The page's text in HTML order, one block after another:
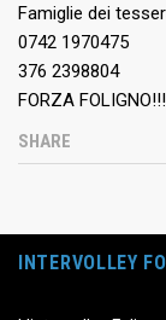
Famiglie dei
0742 1970475
376 2398804
FORZA FOLIGNO!!!
SHARE
INTERVOLLEY